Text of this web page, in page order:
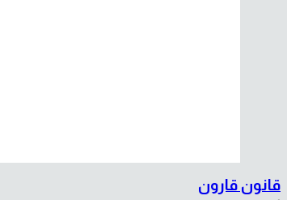
قانون قارون